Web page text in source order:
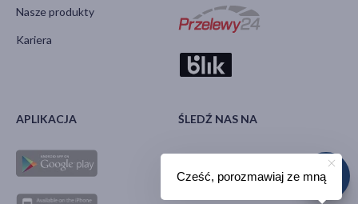
Nasze produkty
Kariera
APLIKACJA ŚLEDŹ NAS NA
Cześć, porozmawiaj ze mną